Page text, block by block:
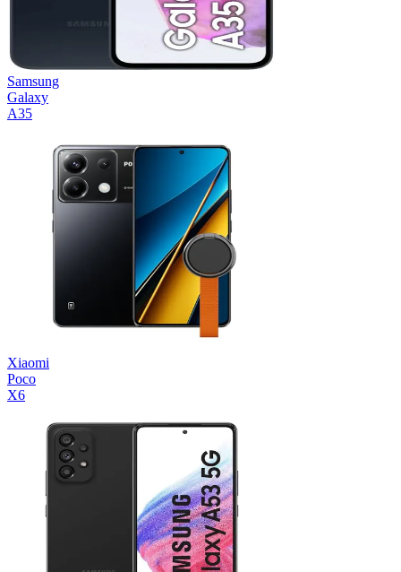
Samsung
Galaxy
A35
Xiaomi
Poco
X6